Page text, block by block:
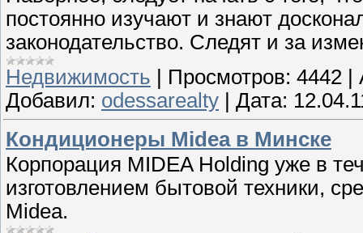
постоянно изучают и знают
законодательство. Следят и за
Недвижимость
Просмотров: 4442
Добавил: odessarealty Дата:
Кондиционеры Midea в Минске
Корпорация MIDEA Holding уже в
изготовлением бытовой техники,
Midea.